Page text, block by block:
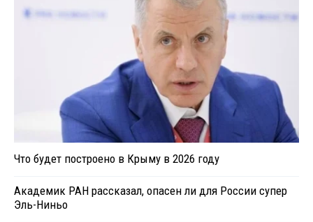
Что будет построено в Крыму в 2026 году
Академик РАН рассказал, опасен ли для России супер
Эль-Ниньо